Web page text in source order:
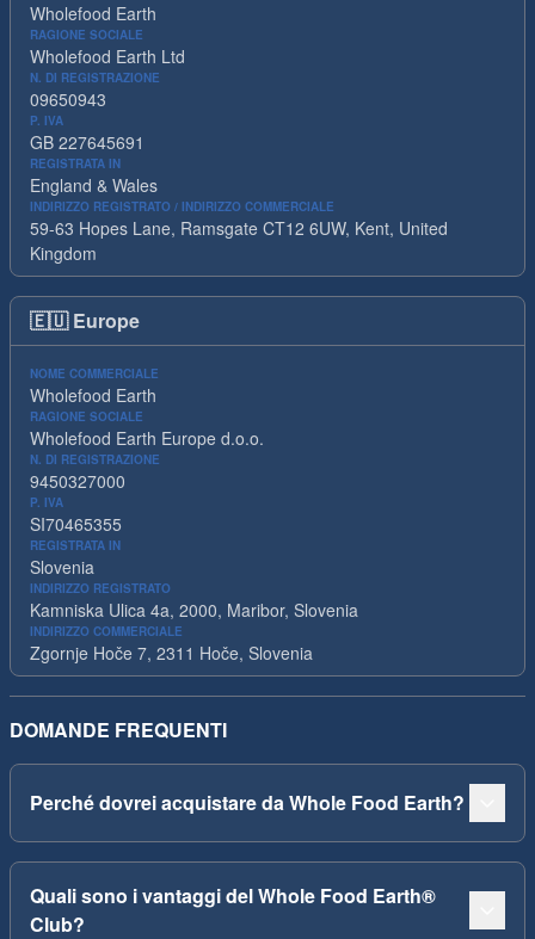
Wholefood Earth
RAGIONE SOCIALE
Wholefood Earth Ltd
N. DI REGISTRAZIONE
09650943
P. IVA
GB 227645691
REGISTRATA IN
England & Wales
INDIRIZZO REGISTRATO / INDIRIZZO COMMERCIALE
59-63 Hopes Lane, Ramsgate CT12 6UW, Kent, United
Kingdom
🇪🇺 Europe
NOME COMMERCIALE
Wholefood Earth
RAGIONE SOCIALE
Wholefood Earth Europe d.o.o.
N. DI REGISTRAZIONE
9450327000
P. IVA
SI70465355
REGISTRATA IN
Slovenia
INDIRIZZO REGISTRATO
Kamniska Ulica 4a, 2000, Maribor, Slovenia
INDIRIZZO COMMERCIALE
Zgornje Hoče 7, 2311 Hoče, Slovenia
DOMANDE FREQUENTI
Perché dovrei acquistare da Whole Food Earth?
Quali sono i vantaggi del Whole Food Earth®
Club?